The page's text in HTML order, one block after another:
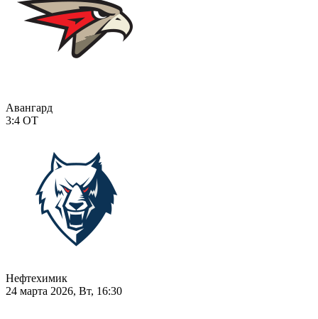
Авангард
3:4 ОТ
Нефтехимик
24 марта 2026, Вт, 16:30